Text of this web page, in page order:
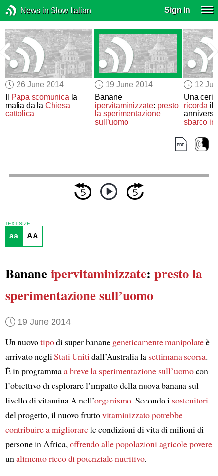
News in Slow Italian Sign In
26 June 2014
Papa scomunica la
mafia dallaChiesa
cattolica
19 June 2014
Banane
ipervitaminizzate: presto
la sperimentazione
sull’uomo
12
Una
ricordail
sbarco in
TEXT SIZE
aa AA
Bananeipervitaminizzate: presto la
sperimentazione sull’uomo
19 June 2014
Un nuovotipodi super banane geneticamente manipolateè
arrivato negliStati Unitidall’Australia la settimana scorsa.
È in programmaa brevela sperimentazione sull’uomocon
l’obiettivo di esplorare l’impatto della nuova banana sul
livello di vitamina A nell’organismo. Secondo i sostenitori
del progetto, il nuovo fruttovitaminizzatopotrebbe
contribuire a migliorarele condizioni di vita di milioni di
persone in Africa,offrendo alle popolazioni agricole povere
unalimento ricco di potenziale nutritivo.